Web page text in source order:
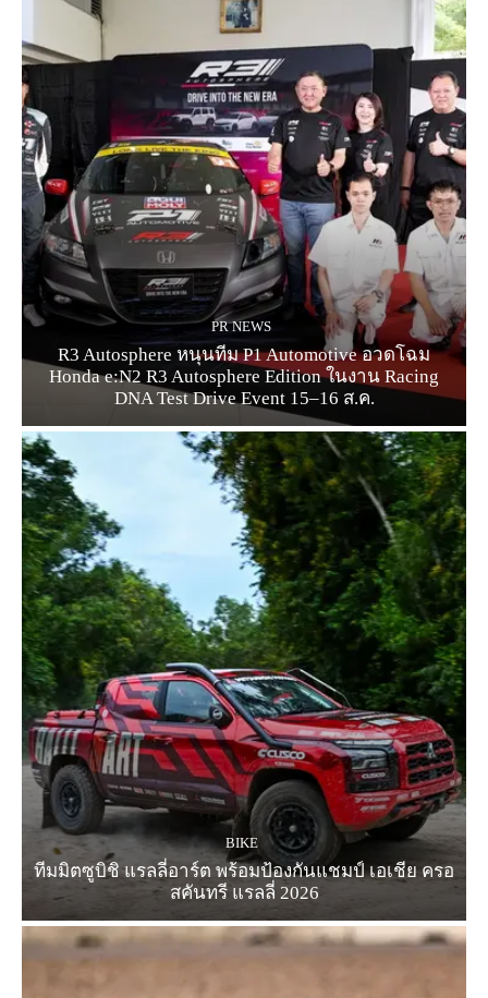
PR NEWS
R3 Autosphere หนุนทีม P1 Automotive อวดโฉม
Honda e:N2 R3 Autosphere Edition ในงาน Racing
DNA Test Drive Event 15–16 ส.ค.
BIKE
ทีมมิตซูบิชิ แรลลี่อาร์ต พร้อมป้องกันแชมป์ เอเชีย ครอ
สคันทรี แรลลี่ 2026